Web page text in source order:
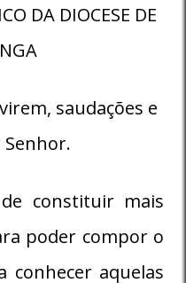
DA DIOCESE DE
saudações e
Senhor.
de constituir mais
poder compor o
conhecer aquelas